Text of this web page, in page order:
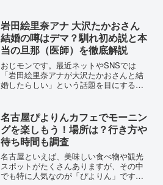
モンもそこは謎です。おそらくモチっと
した食感の物を総じて「生」...
岩田絵里奈アナ 大沢たかおさん
結婚の噂はデマ？馴れ初め説と本
当の旦那（医師）を徹底解説
おじモンです。最近ネットやSNSでは
「岩田絵里奈アナが大沢たかおさんと結
婚したらしい」という話題を目にするこ
な噂が出てきたの？」と気になる方も多
いでしょう。実際には、岩...
名古屋ぴよりんカフェでモーニン
グを楽しもう！場所は？行き方や
待ち時間も調査
名古屋といえば、美味しい食べ物や観光
スポットがたくさんありますが、その中
でも特に人気なのが「ぴよりん」です。